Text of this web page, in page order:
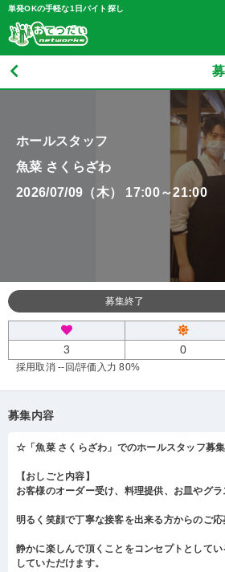
単発OKの手軽な1日バイト探し
ホールスタッフ
魚菜 さくらざわ
2026/07/09（木） 17:00～21:00
募集終了
3 0
採用取消 --回/評価入力 80%
募集内容
☆「魚菜 さくらざわ」でのホールスタッフ募
【おしごと内容】
お客様のオーダー受け、料理提供、お皿やグ
明るく笑顔で丁寧な接客を出来る方からのご応
静かに楽しんで頂くことをコンセプトとして
していただけます。